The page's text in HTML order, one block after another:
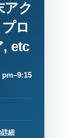
アク
ロ
, etc
pm–9:15
詳細